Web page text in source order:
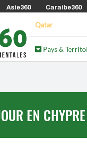
Asie360 Caraibe360
Qatar
Pays &
EN